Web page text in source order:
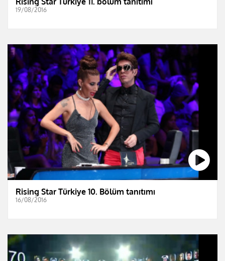
19/08/2016
Rising Star Türkiye 10. Bölüm tanıtımı
16/08/2016